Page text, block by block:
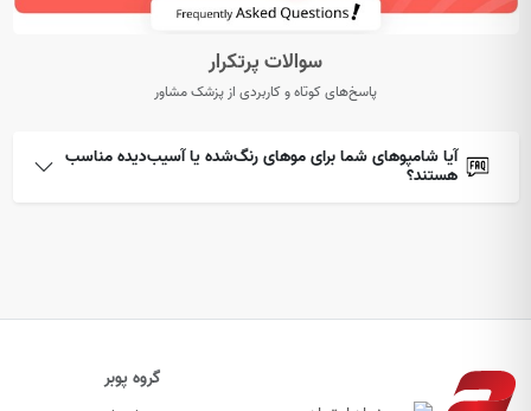
سوالات پرتکرار
پاسخ‌های کوتاه و کاربردی از پزشک مشاور
آیا شامپوهای شما برای موهای رنگ‌شده یا آسیب‌دیده مناسب
هستند؟
گروه پوبر